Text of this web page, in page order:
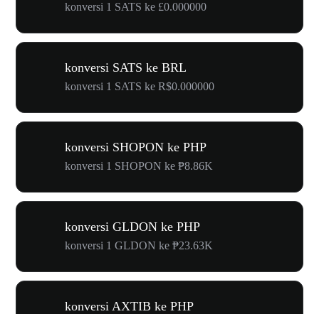
konversi 1 SATS ke £0.000000
konversi SATS ke BRL
konversi 1 SATS ke R$0.000000
konversi SHOPON ke PHP
konversi 1 SHOPON ke ₱8.86K
konversi GLDON ke PHP
konversi 1 GLDON ke ₱23.63K
konversi AXTIB ke PHP